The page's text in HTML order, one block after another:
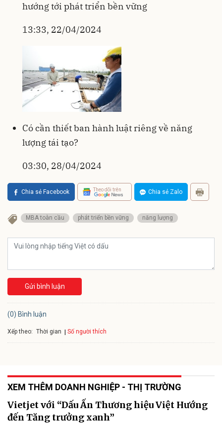
hướng tới phát triển bền vững
13:33, 22/04/2024
Có cần thiết ban hành luật riêng về năng
lượng tái tạo?
03:30, 28/04/2024
Chia sẻ Facebook Theo dõi trên Chia sẻ Zalo
MBA toàn cầu phát triển bền vững năng lượng
Gửi bình luận
(0) Bình luận
Xếp theo: Thời gian Số người thích
XEM THÊM DOANH NGHIỆP - THỊ TRƯỜNG
Vietjet với “Dấu Ấn Thương hiệu Việt Hướng
đến Tăng trưởng xanh”